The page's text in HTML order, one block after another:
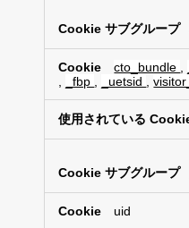
k
cto_bundle
_fbp _uetsid ,
uid